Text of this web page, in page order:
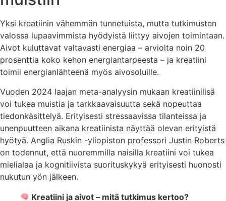
Yksi kreatiinin vähemmän tunnetuista, mutta tutkimusten
valossa lupaavimmista hyödyistä liittyy aivojen toimintaan.
Aivot kuluttavat valtavasti energiaa – arviolta noin 20
prosenttia koko kehon energiantarpeesta – ja kreatiini
toimii energianlähteenä myös aivosoluille.
Vuoden 2024 laajan meta-analyysin mukaan kreatiinilisä
voi tukea muistia ja tarkkaavaisuutta sekä nopeuttaa
tiedonkäsittelyä. Erityisesti stressaavissa tilanteissa ja
unenpuutteen aikana kreatiinista näyttää olevan erityistä
hyötyä. Anglia Ruskin -yliopiston professori Justin Roberts
on todennut, että nuoremmilla naisilla kreatiini voi tukea
mielialaa ja kognitiivista suorituskykyä erityisesti huonosti
nukutun yön jälkeen.
Kreatiini ja aivot – mitä tutkimus kertoo?